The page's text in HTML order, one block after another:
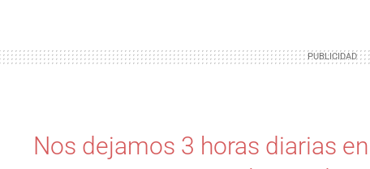
Nos dejamos 3 horas diarias